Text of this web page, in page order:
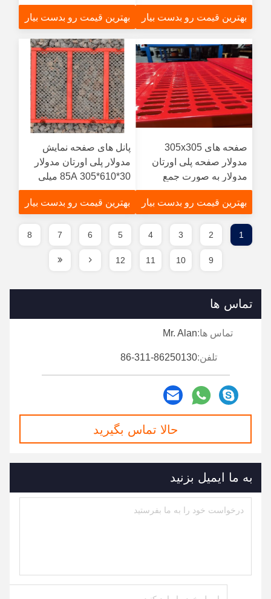
آبگیری و معدن
بهترین قیمت رو بدست بیار
برای لایه برداری
بهترین قیمت رو بدست بیار
صفحه های 305x305
مدولار صفحه پلی اورتان
مدولار به صورت جمع
بهترین قیمت رو بدست بیار
پانل های صفحه نمایش
مدولار پلی اورتان مدولار
85A 305*610*30 میلی
متر عمر طولانی تر
بهترین قیمت رو بدست بیار
1
2
3
4
5
6
7
8
9
10
11
12
تماس ها
تماس ها:Mr. Alan
تلفن:86-311-86250130
حالا تماس بگیرید
به ما ایمیل بزنید